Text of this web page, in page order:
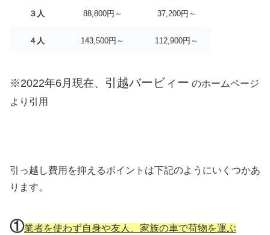
３人 88,800円～ 37,200円～
４人 143,500円～ 112,900円～
※2022年6月現在、 引越バービィー のホームページ
より引用
引っ越し費用を抑えるポイントは下記のようにいくつかあ
ります。
①業者を使わず自身や友人、家族の車で荷物を運ぶ